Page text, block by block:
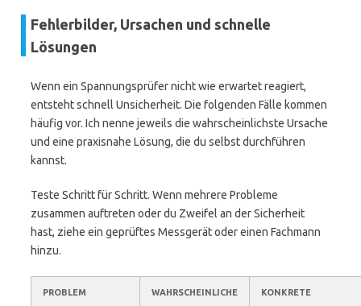
Fehlerbilder, Ursachen und schnelle
Lösungen
Wenn ein Spannungsprüfer nicht wie erwartet reagiert,
entsteht schnell Unsicherheit. Die folgenden Fälle kommen
häufig vor. Ich nenne jeweils die wahrscheinlichste Ursache
und eine praxisnahe Lösung, die du selbst durchführen
kannst.
Teste Schritt für Schritt. Wenn mehrere Probleme
zusammen auftreten oder du Zweifel an der Sicherheit
hast, ziehe ein geprüftes Messgerät oder einen Fachmann
hinzu.
PROBLEM
WAHRSCHEINLICHE
KONKRETE